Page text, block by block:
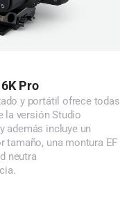
Pro
y portátil ofrece todas
la versión Studio
además incluye un
tamaño, una montura EF
neutra